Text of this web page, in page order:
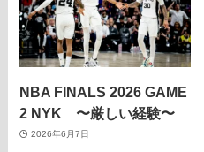
NBA FINALS 2026 GAME
2 NYK 〜厳しい経験〜
2026年6月7日